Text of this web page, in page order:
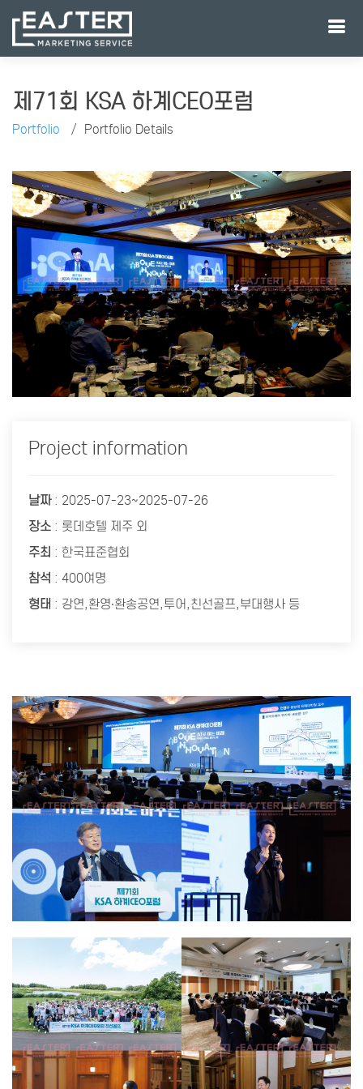
제71회 KSA 하계CEO포럼
Portfolio Portfolio Details
Project information
날짜: 2025-07-23~2025-07-26
장소 : 롯데호텔 제주 외
주최 : 한국표준협회
참석 : 400여명
형태 : 강연,환영·환송공연,투어,친선골프,부대행사 등